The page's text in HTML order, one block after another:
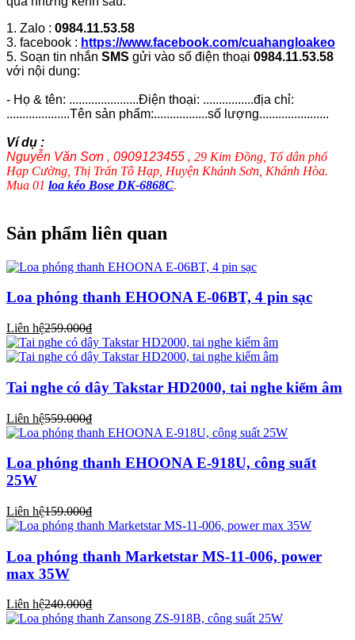
1. Zalo : 0984.11.53.58
3. facebook : https://www.facebook.com/cuahangloakeo
5. Soạn tin nhắn SMS gửi vào số điện thoại 0984.11.53.58
với nội dung:
- Họ & tên: ......................Điện thoại: ................địa chỉ:
....................Tên sản phẩm:.................số lượng......................
Ví dụ :
Nguyễn Văn Sơn , 0909123455 , 29 Kim Đồng, Tổ dân phố
Hạp Cường, Thị Trấn Tô Hạp, Huyện Khánh Sơn, Khánh Hòa.
Mua 01 loa kéo Bose DK-6868C.
Sản phẩm liên quan
Loa phóng thanh EHOONA E-06BT, 4 pin sạc
Liên hệ259.000₫
Tai nghe có dây Takstar HD2000, tai nghe kiểm âm
Liên hệ559.000₫
Loa phóng thanh EHOONA E-918U, công suất
25W
Liên hệ159.000₫
Loa phóng thanh Marketstar MS-11-006, power
max 35W
Liên hệ240.000₫